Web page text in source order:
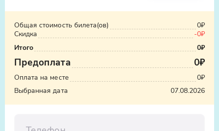
Общая стоимость билета(ов)
0₽
Скидка
-0₽
Итого
0₽
Предоплата 0₽
Оплата на месте
0₽
Выбранная дата
07.08.2026